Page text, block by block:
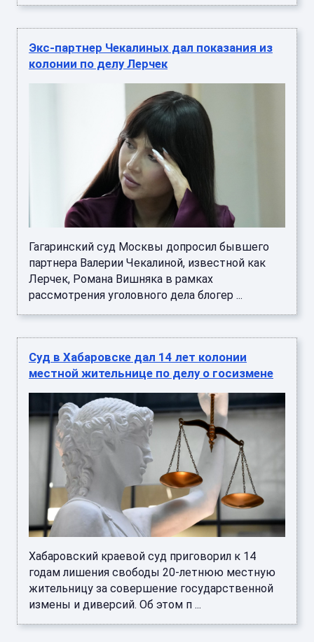
Экс-партнер Чекалиных дал показания из
колонии по делу Лерчек
Гагаринский суд Москвы допросил бывшего
партнера Валерии Чекалиной, известной как
Лерчек, Романа Вишняка в рамках
рассмотрения уголовного дела блогер ...
Суд в Хабаровске дал 14 лет колонии
местной жительнице по делу о госизмене
Хабаровский краевой суд приговорил к 14
годам лишения свободы 20-летнюю местную
жительницу за совершение государственной
измены и диверсий. Об этом п ...